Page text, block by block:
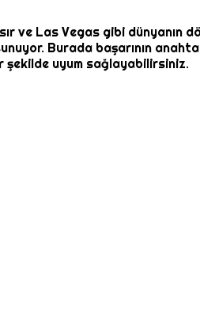
ve Las Vegas gibi
Burada başarının
uyum sağlayabilirsiniz.